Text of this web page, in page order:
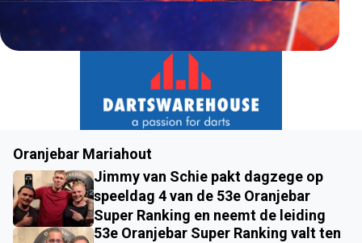
Oranjebar Mariahout
Jimmy van Schie pakt dagzege op
speeldag 4 van de 53e Oranjebar
Super Ranking en neemt de leiding
53e Oranjebar Super Ranking valt ten